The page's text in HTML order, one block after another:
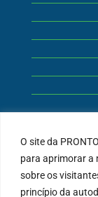
O site da
para aprimorar a
sobre os
princípio da